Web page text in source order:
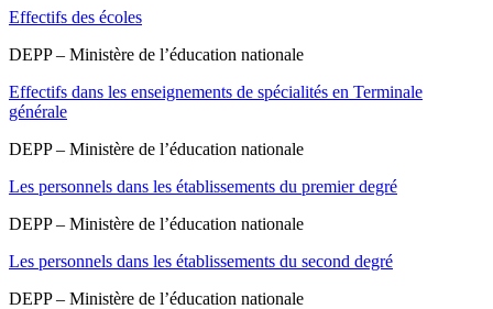
Effectifs des écoles
DEPP – Ministère de l’éducation nationale
Effectifs dans les enseignements de spécialités en Terminale
générale
DEPP – Ministère de l’éducation nationale
Les personnels dans les établissements du premier degré
DEPP – Ministère de l’éducation nationale
Les personnels dans les établissements du second degré
DEPP – Ministère de l’éducation nationale